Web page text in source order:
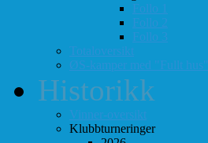
Follo 1
Follo 2
Follo 3
Totaloversikt
ØS-kamper med "Fullt hus"
Historikk
Vinner-oversikt
Klubbturneringer